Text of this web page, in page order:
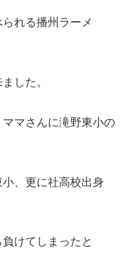
れる播州ラーメ
した。
マさんに滝野東小の
、更に社高校出身
けてしまったと